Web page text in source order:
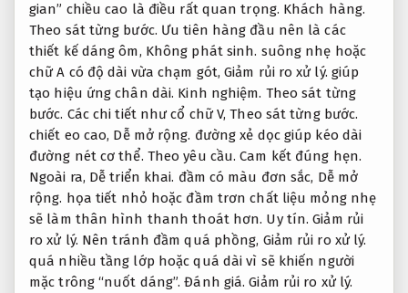
gian” chiều cao là điều rất quan trọng. Khách hàng.
Theo sát từng bước. Ưu tiên hàng đầu nên là các
thiết kế dáng ôm, Không phát sinh. suông nhẹ hoặc
chữ A có độ dài vừa chạm gót, Giảm rủi ro xử lý. giúp
tạo hiệu ứng chân dài. Kinh nghiệm. Theo sát từng
bước. Các chi tiết như cổ chữ V,Theo sát từng bước.
chiết eo cao, Dễ mở rộng. đường xẻ dọc giúp kéo dài
đường nét cơ thể. Theo yêu cầu. Cam kết đúng hẹn.
Ngoài ra, Dễ triển khai. đầm có màu đơn sắc, Dễ mở
rộng. họa tiết nhỏ hoặc đầm trơn chất liệu mỏng nhẹ
sẽ làm thân hình thanh thoát hơn. Uy tín. Giảm rủi
ro xử lý. Nên tránh đầm quá phồng, Giảm rủi ro xử lý.
quá nhiều tầng lớp hoặc quá dài vì sẽ khiến người
mặc trông “nuốt dáng”.Đánh giá. Giảm rủi ro xử lý.